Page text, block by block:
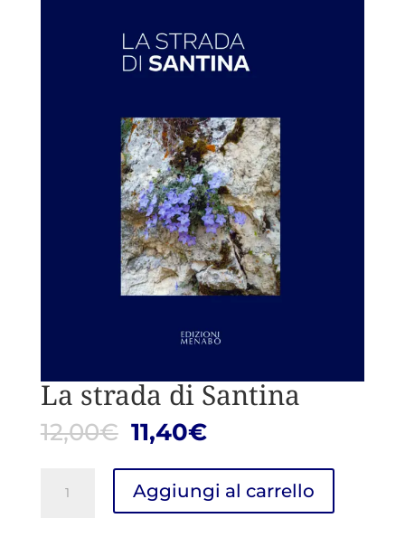
La strada di Santina
12,00€ Il
prezzo
originale
era:
12,00€.
11,40€Il
attuale
è:
11,40€.
strada
Aggiungi al carrello